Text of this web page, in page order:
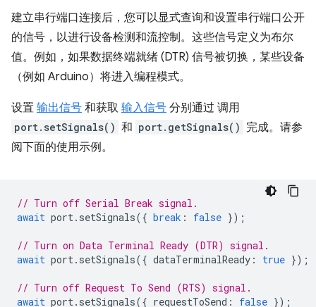
建立串行端口连接后，您可以显式查询和设置串行端口公开
的信号，以进行设备检测和流控制。这些信号定义为布尔
值。例如，如果数据终端就绪 (DTR) 信号被切换，某些设备
（例如 Arduino）将进入编程模式。
设置 输出信号 和获取 输入信号 分别通过 调用
port.setSignals() 和 port.getSignals() 完成。请参
阅下面的使用示例。
// Turn off Serial Break signal.
await port. setSignals({ break : false });
// Turn on Data Terminal Ready (DTR) signal.
await port. setSignals({ dataTerminalReady : true });
// Turn off Request To Send (RTS) signal.
await port. setSignals({ requestToSend : false });